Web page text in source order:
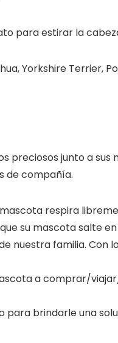
para estirar la
Yorkshire Terrier,
preciosos junto a sus
de compañía.
respira
su mascota salte
nuestra familia. Con
a comprar/
para brindarle una